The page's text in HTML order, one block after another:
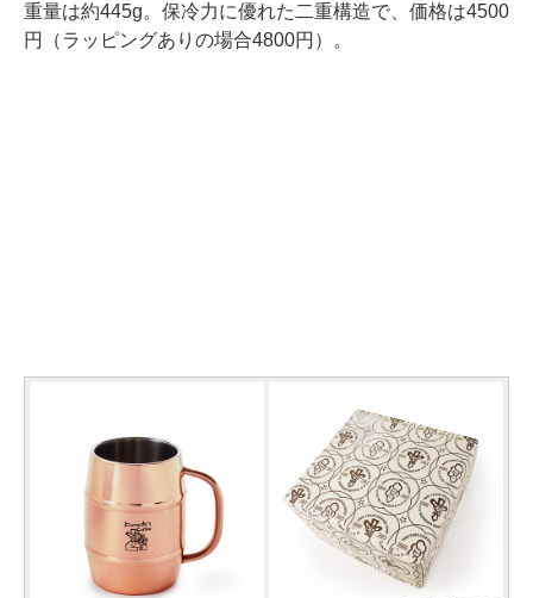
重量は約445g。保冷力に優れた二重構造で、価格は4500
円（ラッピングありの場合4800円）。